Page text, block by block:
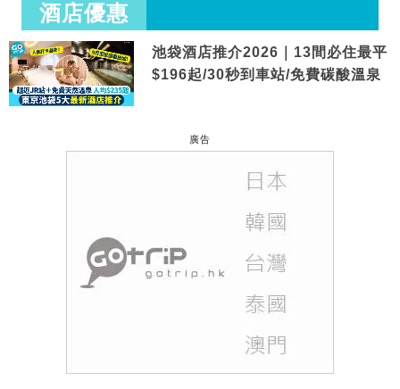
酒店優惠
池袋酒店推介2026｜13間必住最平
$196起/30秒到車站/免費碳酸溫泉
廣告